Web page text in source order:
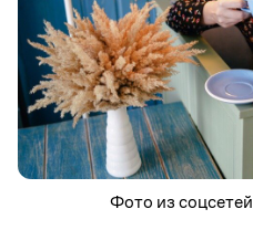
Фото из соцсетей